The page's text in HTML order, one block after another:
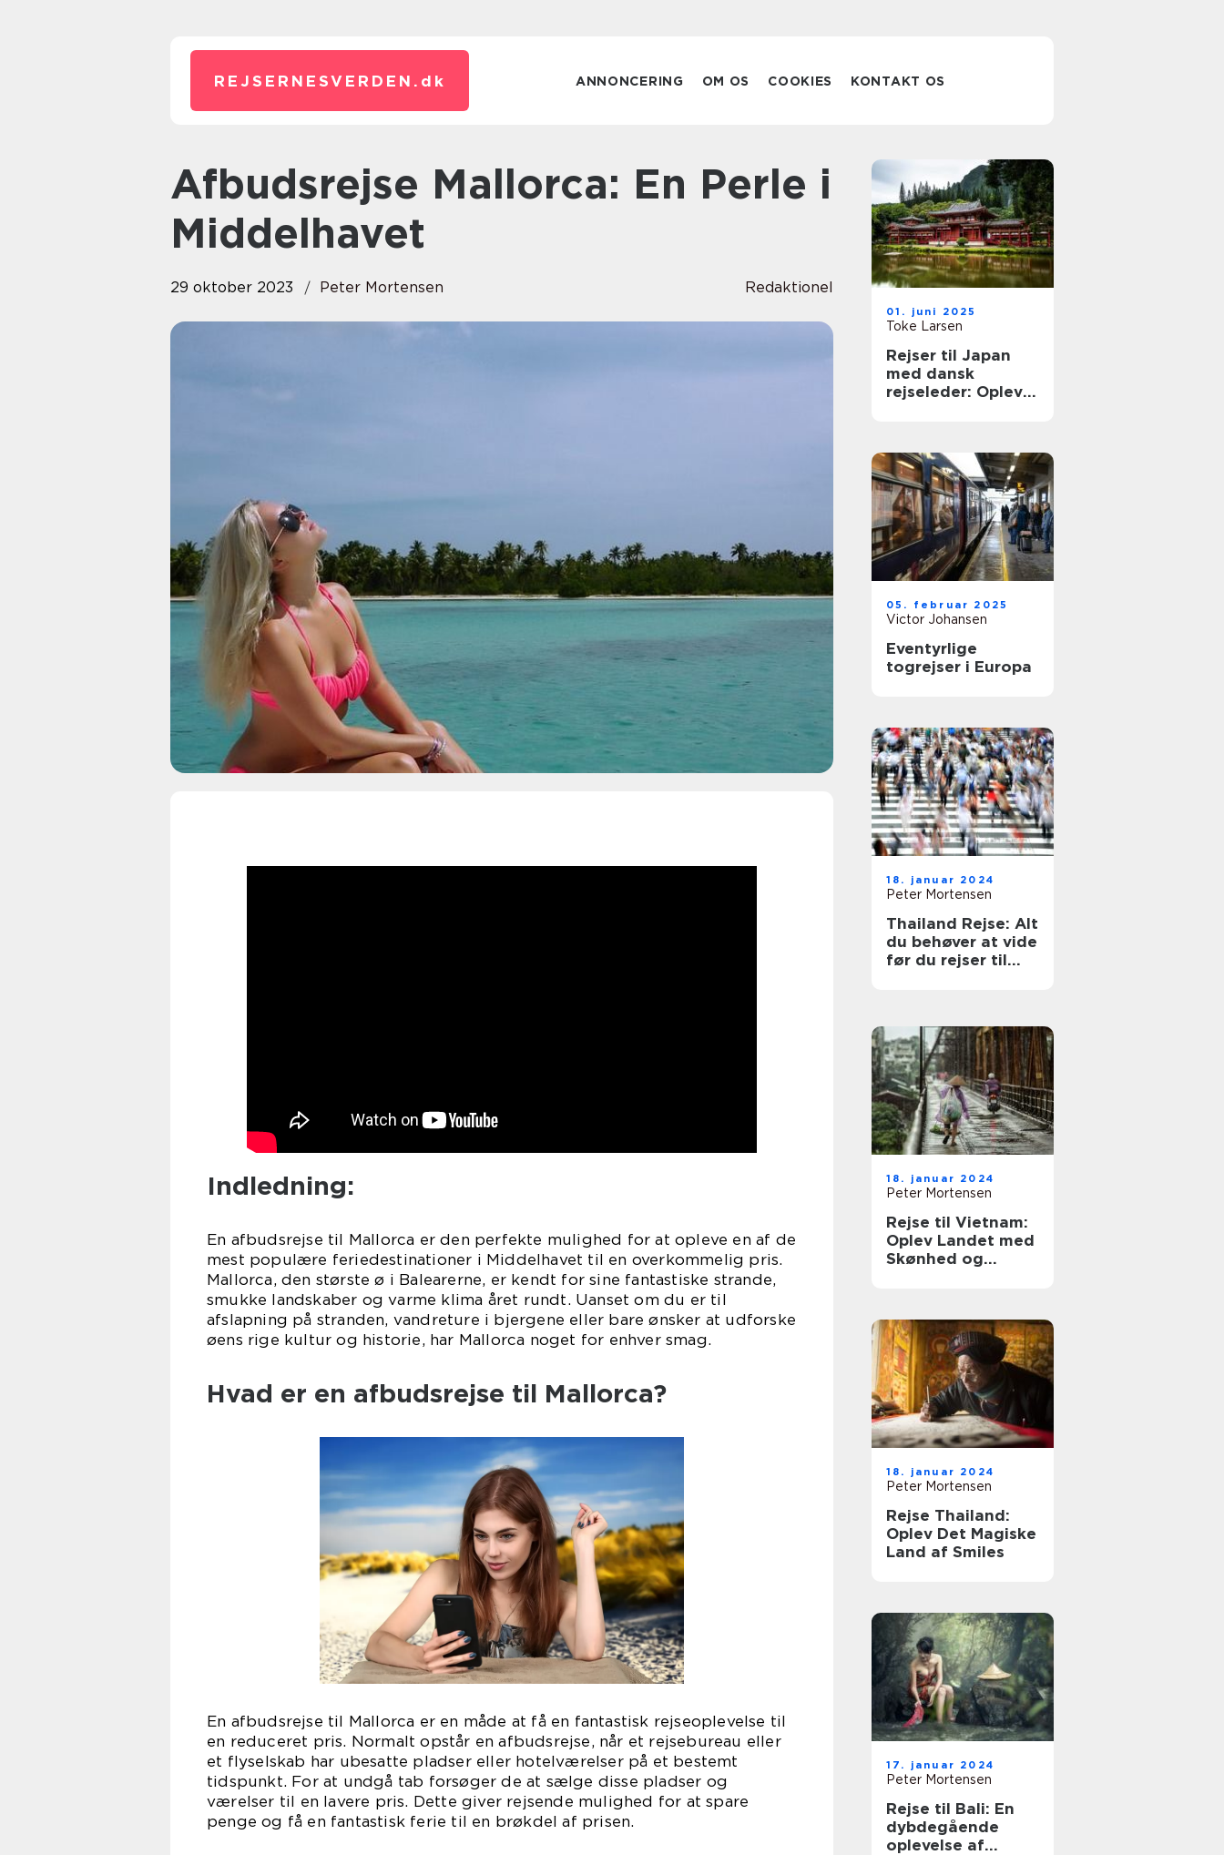
REJSERNESVERDEN. dk ANNONCERING OM OS COOKIES KONTAKT OS
Afbudsrejse Mallorca: En Perle i
Middelhavet
29 oktober 2023 Peter Mortensen Redaktionel
Indledning:
En afbudsrejse til Mallorca er den perfekte mulighed for at opleve en af de
mest populære feriedestinationer i Middelhavet til en overkommelig pris.
Mallorca, den største ø i Balearerne, er kendt for sine fantastiske strande,
smukke landskaber og varme klima året rundt. Uanset om du er til
afslapning på stranden, vandreture i bjergene eller bare ønsker at udforske
øens rige kultur og historie, har Mallorca noget for enhver smag.
Hvad er en afbudsrejse til Mallorca?
En afbudsrejse til Mallorca er en måde at få en fantastisk rejseoplevelse til
en reduceret pris. Normalt opstår en afbudsrejse, når et rejsebureau eller
et flyselskab har ubesatte pladser eller hotelværelser på et bestemt
tidspunkt. For at undgå tab forsøger de at sælge disse pladser og
værelser til en lavere pris. Dette giver rejsende mulighed for at spare
penge og få en fantastisk ferie til en brøkdel af prisen.
01. juni 2025
Toke Larsen
Rejser til Japan
med dansk
rejseleder: Oplev
05. februar 2025
Victor Johansen
Eventyrlige
togrejser i Europa
18. januar 2024
Peter Mortensen
Thailand Rejse: Alt
du behøver at vide
før du rejser til
18. januar 2024
Peter Mortensen
Rejse til Vietnam:
Oplev Landet med
Skønhed og
18. januar 2024
Peter Mortensen
Rejse Thailand:
Oplev Det Magiske
Land af Smiles
17. januar 2024
Peter Mortensen
Rejse til Bali: En
dybdegående
oplevelse af